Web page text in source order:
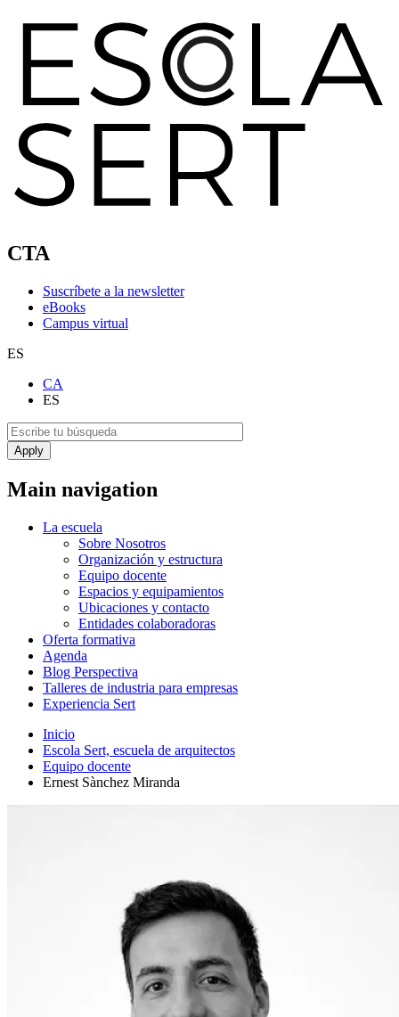
CTA
Suscríbete a la newsletter
eBooks
Campus virtual
ES
CA
ES
Main navigation
La escuela
Sobre Nosotros
Organización y estructura
Equipo docente
Espacios y equipamientos
Ubicaciones y contacto
Entidades colaboradoras
Oferta formativa
Agenda
Blog Perspectiva
Talleres de industria para empresas
Experiencia Sert
Inicio
Escola Sert, escuela de arquitectos
Equipo docente
Ernest Sànchez Miranda